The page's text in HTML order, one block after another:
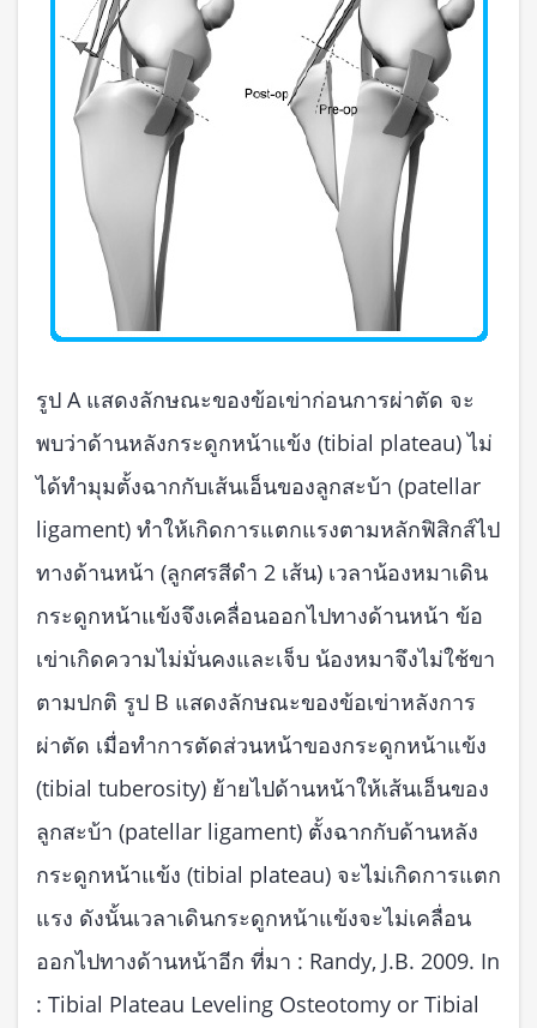
รูป A แสดงลักษณะของข้อเข่าก่อนการผ่าตัด จะ
พบว่าด้านหลังกระดูกหน้าแข้ง (tibial plateau) ไม่
ได้ทำมุมตั้งฉากกับเส้นเอ็นของลูกสะบ้า (patellar
ligament) ทำให้เกิดการแตกแรงตามหลักฟิสิกส์ไป
ทางด้านหน้า (ลูกศรสีดำ 2 เส้น) เวลาน้องหมาเดิน
กระดูกหน้าแข้งจึงเคลื่อนออกไปทางด้านหน้า ข้อ
เข่าเกิดความไม่มั่นคงและเจ็บ น้องหมาจึงไม่ใช้ขา
ตามปกติ รูป B แสดงลักษณะของข้อเข่าหลังการ
ผ่าตัด เมื่อทำการตัดส่วนหน้าของกระดูกหน้าแข้ง
(tibial tuberosity) ย้ายไปด้านหน้าให้เส้นเอ็นของ
ลูกสะบ้า (patellar ligament) ตั้งฉากกับด้านหลัง
กระดูกหน้าแข้ง (tibial plateau) จะไม่เกิดการแตก
แรง ดังนั้นเวลาเดินกระดูกหน้าแข้งจะไม่เคลื่อน
ออกไปทางด้านหน้าอีก ที่มา : Randy, J.B. 2009. In
: Tibial Plateau Leveling Osteotomy or Tibial